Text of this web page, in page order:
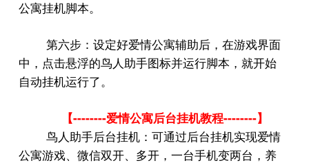
公寓挂机脚本。
第六步：设定好爱情公寓辅助后，在游戏界面
中，点击悬浮的鸟人助手图标并运行脚本，就开始
自动挂机运行了。
【--------爱情公寓后台挂机教程--------】
鸟人助手后台挂机：可通过后台挂机实现爱情
公寓游戏、微信双开、多开，一台手机变两台，养